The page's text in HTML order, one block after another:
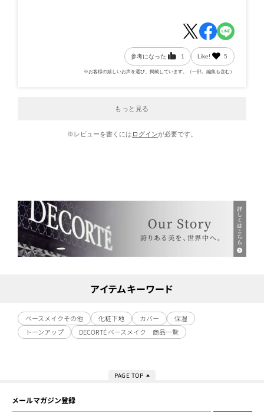
参考になった 1 Like! 5
※お客様の嬉しいお声を選び、掲載しています。（一部、編集も含む）
もっと見る
※レビューを書くには ログインが必要です。
アイテムキーワード
ベースメイクその他 化粧下地 カバー
保湿
トーンアップ
DECORTÉ ベースメイク 商品一覧
PAGE TOP
メールマガジン登録